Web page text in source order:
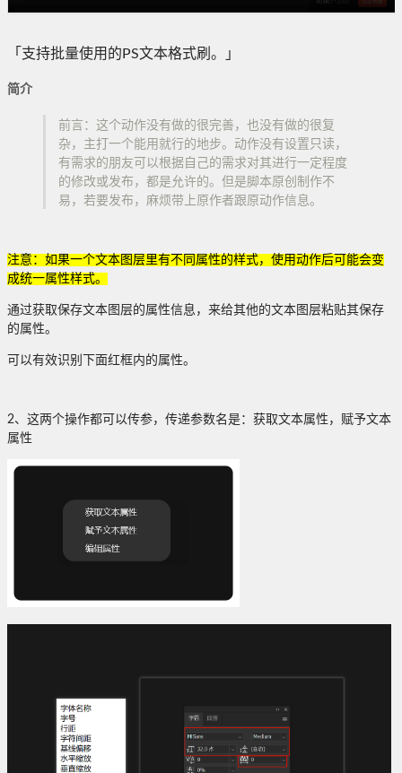
「支持批量使用的PS文本格式刷。」
简介
前言：这个动作没有做的很完善，也没有做的很复
杂，主打一个能用就行的地步。动作没有设置只读，
有需求的朋友可以根据自己的需求对其进行一定程度
的修改或发布，都是允许的。但是脚本原创制作不
易，若要发布，麻烦带上原作者跟原动作信息。
注意：如果一个文本图层里有不同属性的样式，使用动作后可能会变
成统一属性样式。
通过获取保存文本图层的属性信息，来给其他的文本图层粘贴其保存
的属性。
可以有效识别下面红框内的属性。
2、这两个操作都可以传参，传递参数名是：获取文本属性，赋予文本
属性